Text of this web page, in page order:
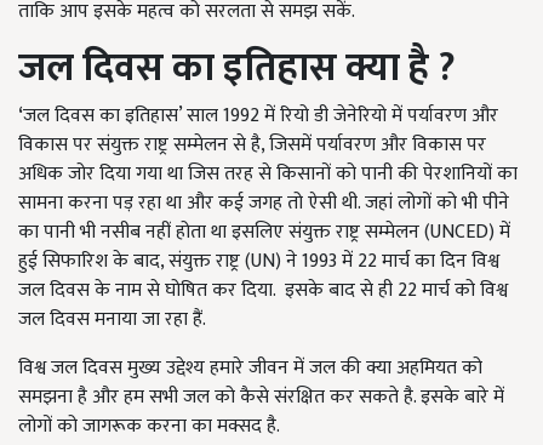
ताकि आप इसके महत्व को सरलता से समझ सकें.
जल दिवस का इतिहास क्या है?
‘जल दिवस का इतिहास’ साल 1992 में रियो डी जेनेरियो में पर्यावरण और
विकास पर संयुक्त राष्ट्र सम्मेलन से है, जिसमें पर्यावरण और विकास पर
अधिक जोर दिया गया था जिस तरह से किसानों को पानी की पेरशानियों का
सामना करना पड़ रहा था और कई जगह तो ऐसी थी. जहां लोगों को भी पीने
का पानी भी नसीब नहीं होता था इसलिए संयुक्त राष्ट्र सम्मेलन (UNCED) में
हुई सिफारिश के बाद, संयुक्त राष्ट्र (UN) ने 1993 में 22 मार्च का दिन विश्व
जल दिवस के नाम से घोषित कर दिया. इसके बाद से ही 22 मार्च को विश्व
जल दिवस मनाया जा रहा हैं.
विश्व जल दिवस मुख्य उद्देश्य हमारे जीवन में जल की क्या अहमियत को
समझना है और हम सभी जल को कैसे संरक्षित कर सकते है. इसके बारे में
लोगों को जागरूक करना का मक्सद है.